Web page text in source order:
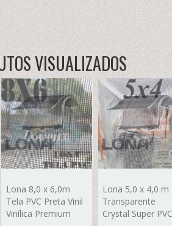
VISUALIZADOS
Lona 8,0 x 6,0m
Tela PVC Preta Vinil
Vinílica Premium
Lona 5,0 x 4,0 m
Transparente
Crystal Super PVC